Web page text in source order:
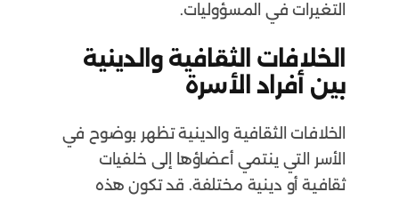
التغيرات في المسؤوليات.
الخلافات الثقافية والدينية
بين أفراد الأسرة
الخلافات الثقافية والدينية تظهر بوضوح في
الأسر التي ينتمي أعضاؤها إلى خلفيات
ثقافية أو دينية مختلفة. قد تكون هذه